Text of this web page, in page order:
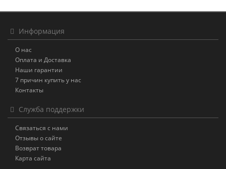
Информация
О нас
Оплата и Доставка
Наши гарантии
7 причин купить у нас
Контакты
Служба поддержки
Связаться с нами
Отзывы о сайте
Возврат товара
Карта сайта